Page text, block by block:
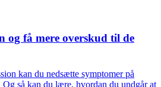
og få mere overskud til de
kan du nedsætte symptomer på
Og så kan du lære, hvordan du undgår at